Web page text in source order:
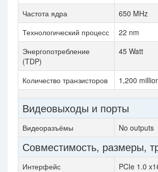
Частота ядра
650 MHz
Технологический процесс
22 nm
Энергопотребление
(TDP)
45 Watt
Количество транзисторов 1,200
Видеовыходы и порты
Видеоразъёмы No outputs
Совместимость, размеры,
Интерфейс PCIe 1.0